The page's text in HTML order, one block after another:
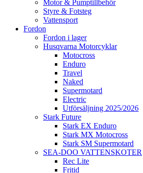
Motor & Pumptillbehör
Styre & Fotsteg
Vattensport
Fordon
Fordon i lager
Husqvarna Motorcyklar
Motocross
Enduro
Travel
Naked
Supermotard
Electric
Utförsäljning 2025/2026
Stark Future
Stark EX Enduro
Stark MX Motocross
Stark SM Supermotard
SEA-DOO VATTENSKOTER
Rec Lite
Fritid